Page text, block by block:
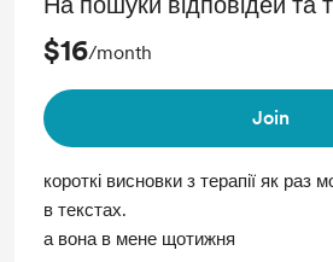
$16/month
Join
короткі висновки з терапії як раз
в текстах.
а вона в мене щотижня